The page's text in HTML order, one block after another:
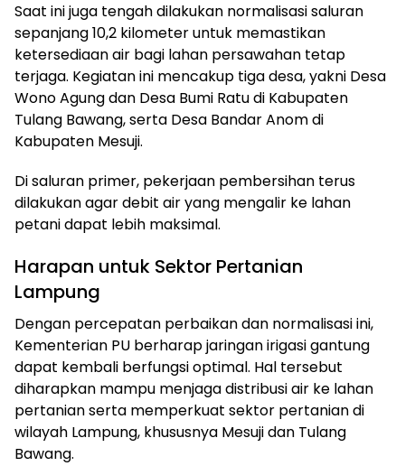
Saat ini juga tengah dilakukan normalisasi saluran
sepanjang 10,2 kilometer untuk memastikan
ketersediaan air bagi lahan persawahan tetap
terjaga. Kegiatan ini mencakup tiga desa, yakni Desa
Wono Agung dan Desa Bumi Ratu di Kabupaten
Tulang Bawang, serta Desa Bandar Anom di
Kabupaten Mesuji.
Di saluran primer, pekerjaan pembersihan terus
dilakukan agar debit air yang mengalir ke lahan
petani dapat lebih maksimal.
Harapan untuk Sektor Pertanian
Lampung
Dengan percepatan perbaikan dan normalisasi ini,
Kementerian PU berharap jaringan irigasi gantung
dapat kembali berfungsi optimal. Hal tersebut
diharapkan mampu menjaga distribusi air ke lahan
pertanian serta memperkuat sektor pertanian di
wilayah Lampung, khususnya Mesuji dan Tulang
Bawang.